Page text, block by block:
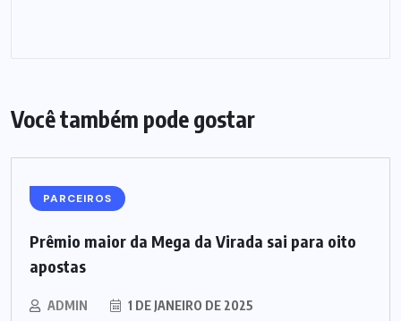
Você também pode gostar
PARCEIROS
Prêmio maior da Mega da Virada sai para oito
apostas
ADMIN 1 DE JANEIRO DE 2025